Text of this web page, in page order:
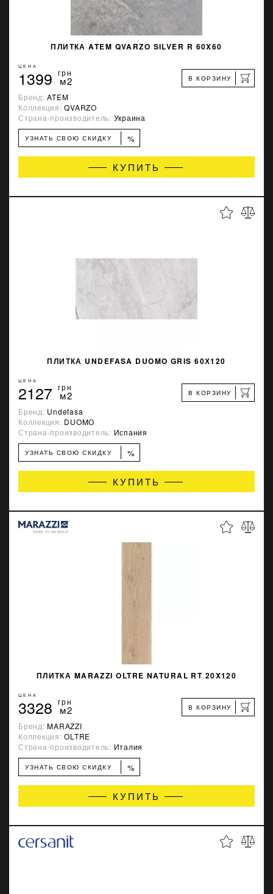
ПЛИТКА ATEM QVARZO SILVER R 60X60
ЦЕНА
1399 грн
м2 В КОРЗИНУ
Бренд:ATEM
Коллекция:QVARZO
Страна-производитель: Украина
УЗНАТЬ СВОЮ СКИДКУ %
КУПИТЬ
ПЛИТКА UNDEFASA DUOMO GRIS 60Х120
ЦЕНА
2127 грн
м2 В КОРЗИНУ
Бренд: Undefasa
Коллекция: DUOMO
Страна-производитель: Испания
УЗНАТЬ СВОЮ СКИДКУ %
КУПИТЬ
ПЛИТКА MARAZZI OLTRE NATURAL RT 20X120
ЦЕНА
3328 грн
м2 В КОРЗИНУ
Бренд:MARAZZI
Коллекция:OLTRE
Страна-производитель: Италия
УЗНАТЬ СВОЮ СКИДКУ %
КУПИТЬ